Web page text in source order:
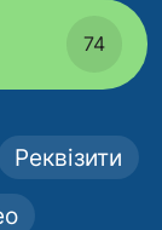
74
Реквізити